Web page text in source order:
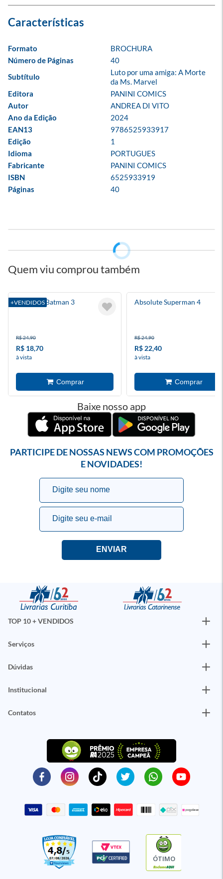
Formato
BROCHURA
Número de Páginas
40
Subtítulo
Luto por uma amiga: A Morte
da Ms. Marvel
Editora
PANINI COMICS
Autor
ANDREA DI VITO
Ano da Edição
2024
EAN13
9786525933917
Edição
1
Idioma
PORTUGUES
Fabricante
PANINI COMICS
ISBN
6525933919
Páginas
40
Quem viu comprou também
+VENDIDOS
Absolute Batman 3
R$ 24,90
R$ 18,70
à vista
Absolute Superman 4
R$ 24,90
R$ 22,40
à vista
Baixe nosso app
PARTICIPE DE NOSSAS NEWS COM PROMOÇÕES
E NOVIDADES!
TOP 10 + VENDIDOS
Serviços
Dúvidas
Institucional
Contatos
ÓTIMO